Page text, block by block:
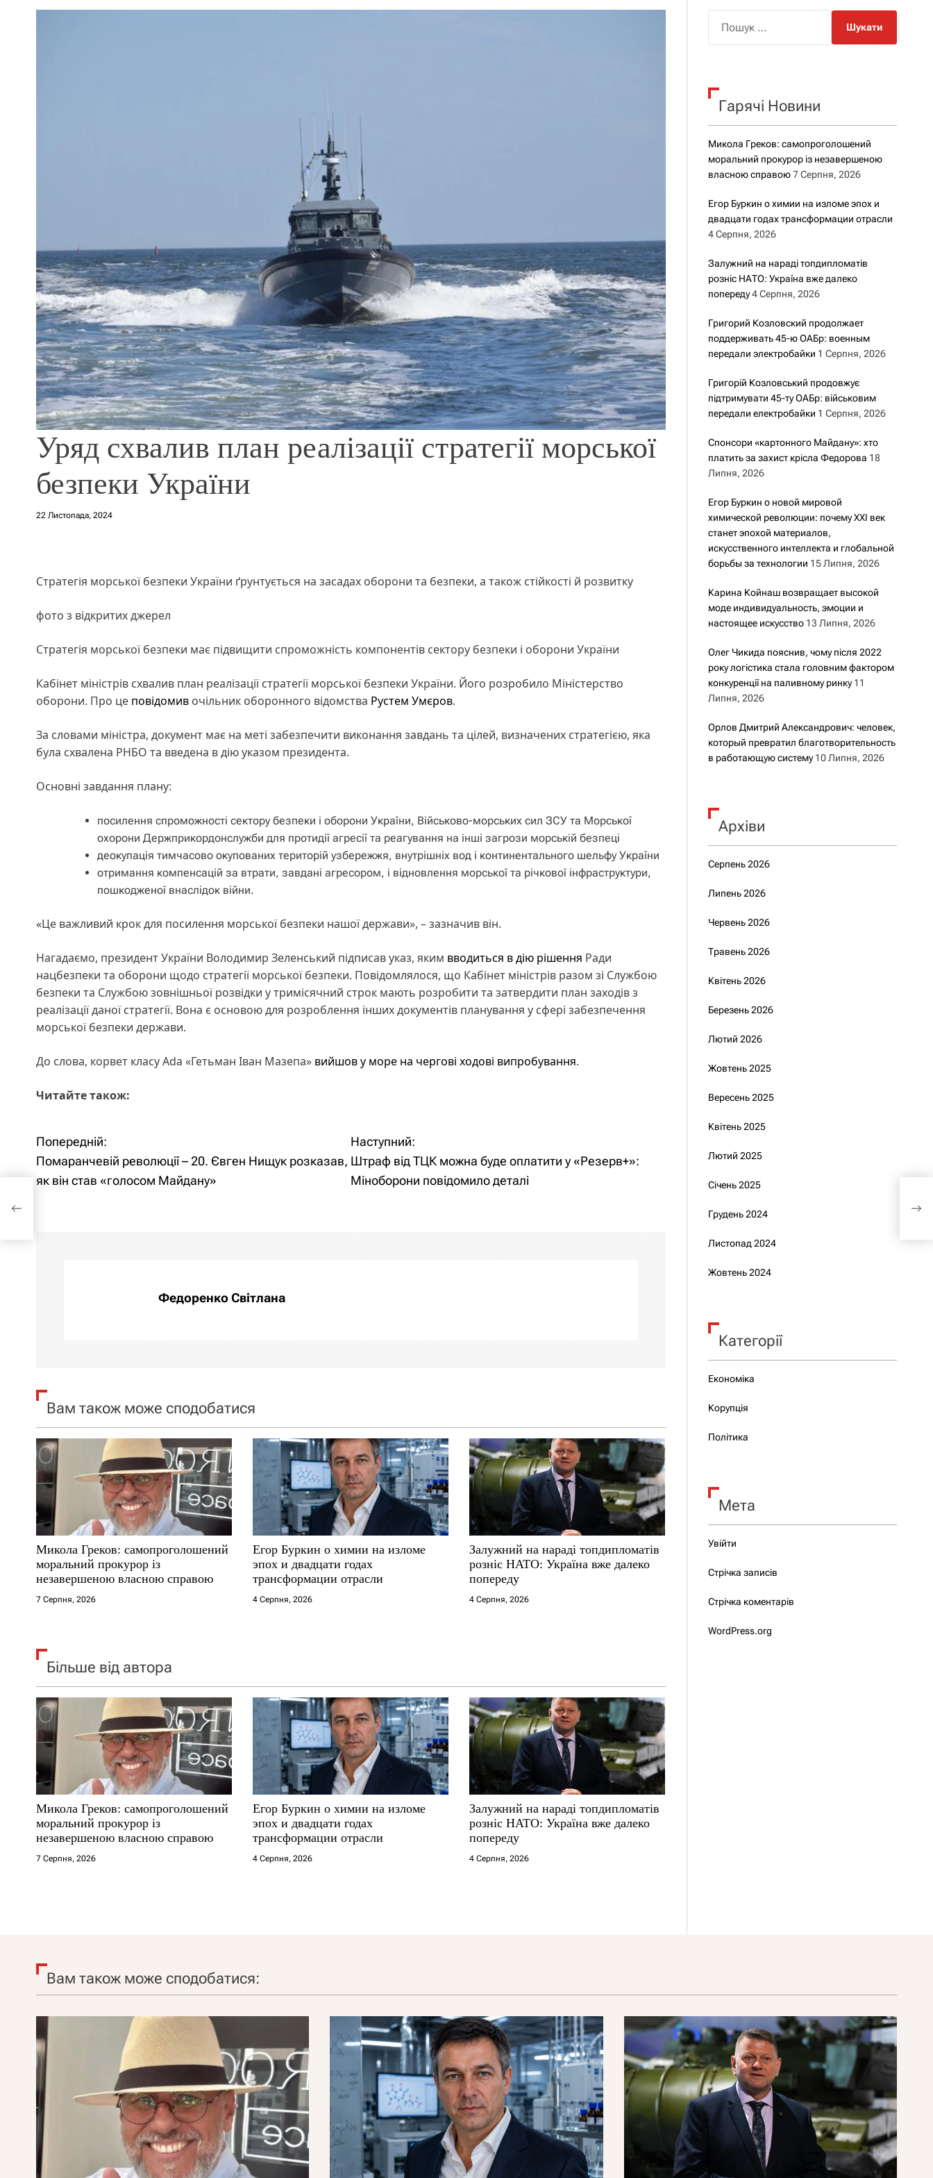
о
у
Уряд схвалив план реалізації стратегії морської
безпеки України
22 Листопада, 2024
Стратегія морської безпеки України ґрунтується на засадах оборони та безпеки, а також стійкості й розвитку
фото з відкритих джерел
Стратегія морської безпеки має підвищити спроможність компонентів сектору безпеки і оборони України
Кабінет міністрів схвалив план реалізації стратегії морської безпеки України. Його розробило Міністерство
оборони. Про це повідомив очільник оборонного відомства Рустем Умєров.
За словами міністра, документ має на меті забезпечити виконання завдань та цілей, визначених стратегією, яка
була схвалена РНБО та введена в дію указом президента.
Основні завдання плану:
​посилення спроможності сектору безпеки і оборони України, Військово-морських сил ЗСУ та Морської
охорони Держприкордонслужби для протидії агресії та реагування на інші загрози морській безпеці
​деокупація тимчасово окупованих територій узбережжя, внутрішніх вод і континентального шельфу України
​отримання компенсацій за втрати, завдані агресором, і відновлення морської та річкової інфраструктури,
пошкодженої внаслідок війни.
«Це важливий крок для посилення морської безпеки нашої держави», – зазначив він.
Нагадаємо, президент України Володимир Зеленський підписав указ, яким вводиться в дію рішення Ради
нацбезпеки та оборони щодо стратегії морської безпеки. Повідомлялося, що Кабінет міністрів разом зі Службою
безпеки та Службою зовнішньої розвідки у тримісячний строк мають розробити та затвердити план заходів з
реалізації даної стратегії. Вона є основою для розроблення інших документів планування у сфері забезпечення
морської безпеки держави.
До слова, корвет класу Ada «Гетьман Іван Мазепа» вийшов у море на чергові ходові випробування.
Читайте також:
Н
а
і
г
а
ц
і
я
а
п
и
с
і
в
Попередній:
Помаранчевій революції – 20. Євген Нищук розказав,
як він став «голосом Майдану»
Наступний:
Штраф від ТЦК можна буде оплатити у «Резерв+»:
Міноборони повідомило деталі
Федоренко Світлана
Вам також може сподобатися
Микола Греков: самопроголошений
моральний прокурор із
незавершеною власною справою
7 Серпня, 2026
Егор Буркин о химии на изломе
эпох и двадцати годах
трансформации отрасли
4 Серпня, 2026
Залужний на нараді топдипломатів
розніс НАТО: Україна вже далеко
попереду
4 Серпня, 2026
Більше від автора
Микола Греков: самопроголошений
моральний прокурор із
незавершеною власною справою
7 Серпня, 2026
Егор Буркин о химии на изломе
эпох и двадцати годах
трансформации отрасли
4 Серпня, 2026
Залужний на нараді топдипломатів
розніс НАТО: Україна вже далеко
попереду
4 Серпня, 2026
к
Гарячі Новини
Микола Греков: самопроголошений
моральний прокурор із незавершеною
власною справою 7 Серпня, 2026
Егор Буркин о химии на изломе эпох и
двадцати годах трансформации отрасли
4 Серпня, 2026
Залужний на нараді топдипломатів
розніс НАТО: Україна вже далеко
попереду 4 Серпня, 2026
Григорий Козловский продолжает
поддерживать 45-ю ОАБр: военным
передали электробайки 1 Серпня, 2026
Григорій Козловський продовжує
підтримувати 45-ту ОАБр: військовим
передали електробайки 1 Серпня, 2026
Спонсори «картонного Майдану»: хто
платить за захист крісла Федорова 18
Липня, 2026
Егор Буркин о новой мировой
химической революции: почему XXI век
станет эпохой материалов,
искусственного интеллекта и глобальной
борьбы за технологии 15 Липня, 2026
Карина Койнаш возвращает высокой
моде индивидуальность, эмоции и
настоящее искусство 13 Липня, 2026
Олег Чикида пояснив, чому після 2022
року логістика стала головним фактором
конкуренції на паливному ринку 11
Липня, 2026
Орлов Дмитрий Александрович: человек,
который превратил благотворительность
в работающую систему 10 Липня, 2026
Архіви
Серпень 2026
Липень 2026
Червень 2026
Травень 2026
Квітень 2026
Березень 2026
Лютий 2026
Жовтень 2025
Вересень 2025
Квітень 2025
Лютий 2025
Січень 2025
Грудень 2024
Листопад 2024
Жовтень 2024
Категорії
Економіка
Корупція
Політика
Мета
Увійти
Стрічка записів
Стрічка коментарів
WordPress.org
Вам також може сподобатися: